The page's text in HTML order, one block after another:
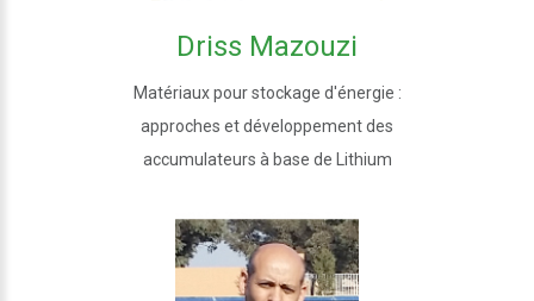
Driss Mazouzi
Matériaux pour stockage d'énergie :
approches et développement des
accumulateurs à base de Lithium